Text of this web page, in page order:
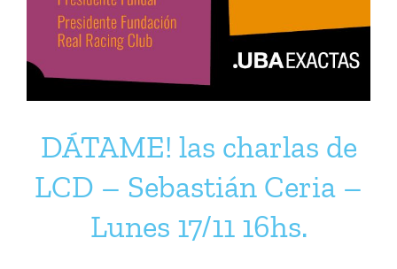
DÁTAME! las charlas de
LCD – Sebastián Ceria –
Lunes 17/11 16hs.